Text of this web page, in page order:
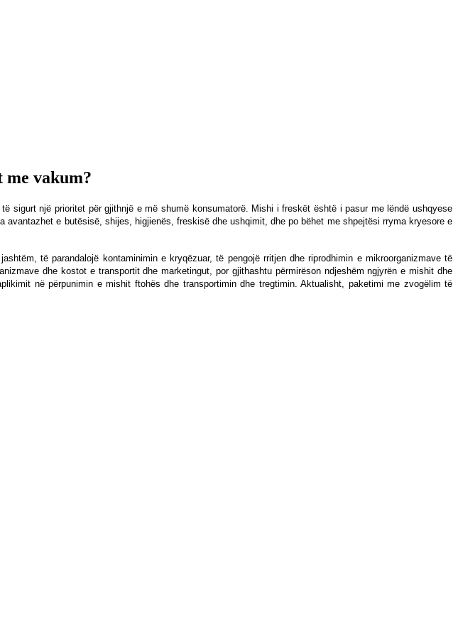
me vakum?
sigurt një prioritet për gjithnjë e më shumë konsumatorë. Mishi i freskët është i pasur me lëndë ushqyese
e butësisë, shijes, higjienës, freskisë dhe ushqimit, dhe po bëhet me shpejtësi rryma kryesore e
të parandalojë kontaminimin e kryqëzuar, të pengojë rritjen dhe riprodhimin e mikroorganizmave të
dhe kostot e transportit dhe marketingut, por gjithashtu përmirëson ndjeshëm ngjyrën e mishit dhe
në përpunimin e mishit ftohës dhe transportimin dhe tregtimin. Aktualisht, paketimi me zvogëlim të